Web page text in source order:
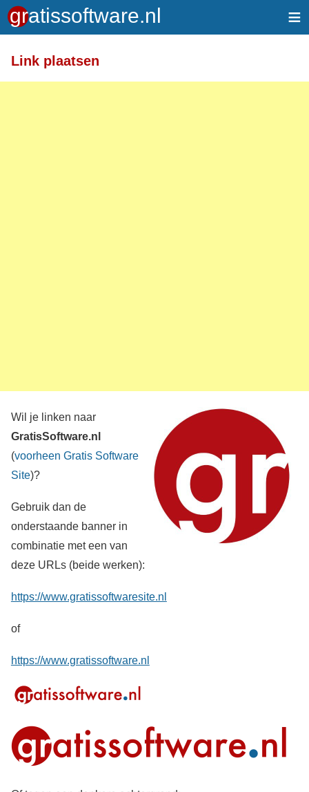
≡
Link plaatsen
Wil je linken naar
GratisSoftware.nl
(voorheen Gratis Software
Site)?
Gebruik dan de
onderstaande banner in
combinatie met een van
deze URLs (beide werken):
https://www.gratissoftwaresite.nl
of
https://www.gratissoftware.nl